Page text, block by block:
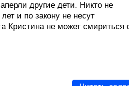
другие дети. Никто не
и по закону не несут
Кристина не может смириться